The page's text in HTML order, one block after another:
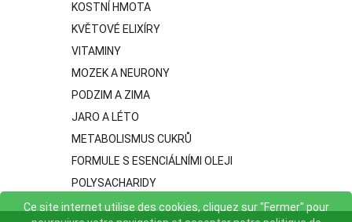
KOSTNÍ HMOTA
KVĚTOVÉ ELIXÍRY
VITAMINY
MOZEK A NEURONY
PODZIM A ZIMA
JARO A LÉTO
METABOLISMUS CUKRŮ
FORMULE S ESENCIÁLNÍMI OLEJI
POLYSACHARIDY
Ce site internet utilise des cookies, cliquez sur "Fermer" pour